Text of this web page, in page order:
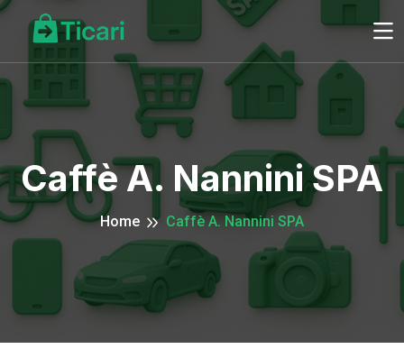
Caffè A. Nannini SPA
Home Caffè A. Nannini SPA